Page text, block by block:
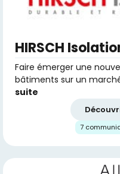
HIRSCH
Faire émerger une
bâtiments sur un
suite
7